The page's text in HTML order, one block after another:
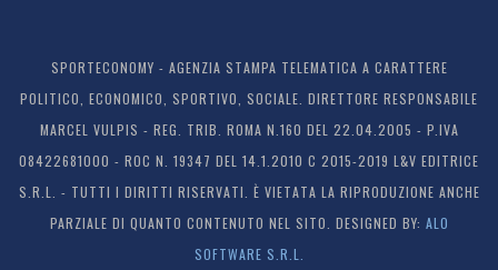
SPORTECONOMY - AGENZIA STAMPA TELEMATICA A CARATTERE
POLITICO, ECONOMICO, SPORTIVO, SOCIALE. DIRETTORE RESPONSABILE
MARCEL VULPIS - REG. TRIB. ROMA N.160 DEL 22.04.2005 - P.IVA
08422681000 - ROC N. 19347 DEL 14.1.2010 C 2015-2019 L&V EDITRICE
S.R.L. - TUTTI I DIRITTI RISERVATI. È VIETATA LA RIPRODUZIONE ANCHE
PARZIALE DI QUANTO CONTENUTO NEL SITO. DESIGNED BY: ALO
SOFTWARE S.R.L.